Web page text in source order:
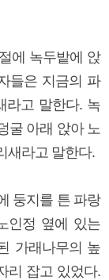
에 녹두밭에 앉
들은 지금의 파
라고 말한다. 녹
굴 아래 앉아 노
새라고 말한다.
둥지를 튼 파랑
인정 옆에 있는
가래나무의 높
리 잡고 있었다.